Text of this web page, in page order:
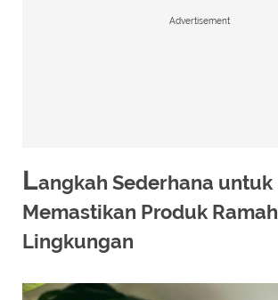
Advertisement
Langkah Sederhana untuk
Memastikan Produk Ramah
Lingkungan